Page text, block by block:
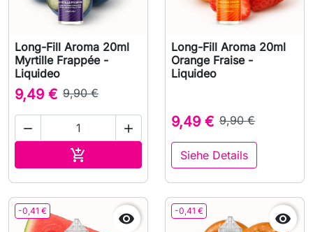
Long-Fill Aroma 20ml
Myrtille Frappée -
Liquideo
9,49 € 9,90 €
 

Long-Fill Aroma 20ml
Orange Fraise -
Liquideo
9,49 € 9,90 €
Siehe Details
-0,41 €  -0,41 € 